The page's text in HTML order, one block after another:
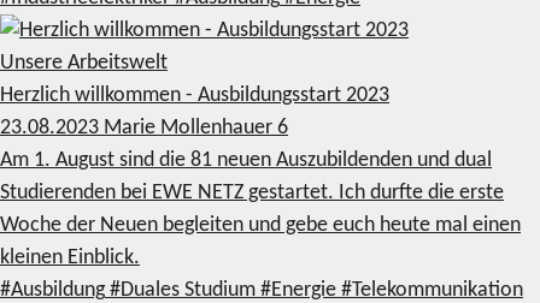
Unsere Arbeitswelt
Herzlich willkommen - Ausbildungsstart 2023
23.08.2023 Marie Mollenhauer 6
Am 1. August sind die 81 neuen Auszubildenden und dual
Studierenden bei EWE NETZ gestartet. Ich durfte die erste
Woche der Neuen begleiten und gebe euch heute mal einen
kleinen Einblick.
#Ausbildung #Duales Studium #Energie #Telekommunikation